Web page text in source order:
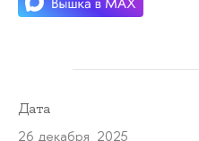
Дата
26 декабря 2025